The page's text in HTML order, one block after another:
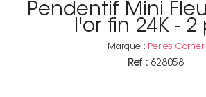
Pendentif Mini
l'or fin 24K - 2
Marque : Perles Corner
Ref : 628058